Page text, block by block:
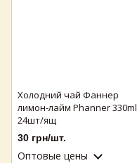
Холодний чай Фаннер
лимон-лайм Phanner 330ml
24шт/ящ
30 грн/шт.
Оптовые цены